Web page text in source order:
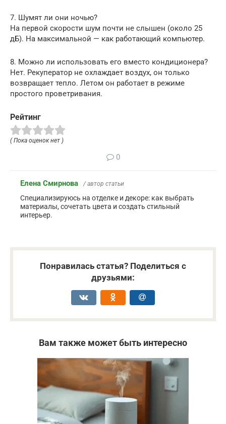
7. Шумят ли они ночью?
На первой скорости шум почти не слышен (около 25
дБ). На максимальной — как работающий компьютер.
8. Можно ли использовать его вместо кондиционера?
Нет. Рекуператор не охлаждает воздух, он только
возвращает тепло. Летом он работает в режиме
простого проветривания.
Рейтинг
( Пока оценок нет )
0
Елена Смирнова / автор статьи
Специализируюсь на отделке и декоре: как выбрать
материалы, сочетать цвета и создать стильный
интерьер.
Понравилась статья? Поделиться с
друзьями:
Вам также может быть интересно